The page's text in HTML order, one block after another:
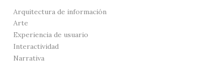
Arquitectura de información
Arte
Experiencia de usuario
Interactividad
Narrativa